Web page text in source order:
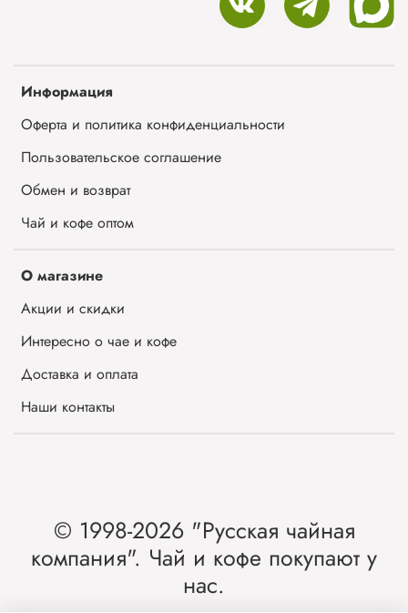
Информация
Оферта и политика конфиденциальности
Пользовательское соглашение
Обмен и возврат
Чай и кофе оптом
О магазине
Акции и скидки
Интересно о чае и кофе
Доставка и оплата
Наши контакты
© 1998-2026 "Русская чайная
компания". Чай и кофе покупают у
нас.